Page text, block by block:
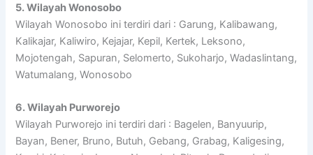
5. Wilayah Wonosobo
Wilayah Wonosobo ini terdiri dari : Garung, Kalibawang,
Kalikajar, Kaliwiro, Kejajar, Kepil, Kertek, Leksono,
Mojotengah, Sapuran, Selomerto, Sukoharjo, Wadaslintang,
Watumalang, Wonosobo
6. Wilayah Purworejo
Wilayah Purworejo ini terdiri dari : Bagelen, Banyuurip,
Bayan, Bener, Bruno, Butuh, Gebang, Grabag, Kaligesing,